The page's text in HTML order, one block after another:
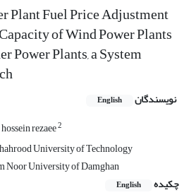
Plant Fuel Price Adjustment
of Wind Power Plants
Power Plants, a System
نویسندگان English
hossein rezaee2
University of Technology
Noor University of Damghan
چکیده
English